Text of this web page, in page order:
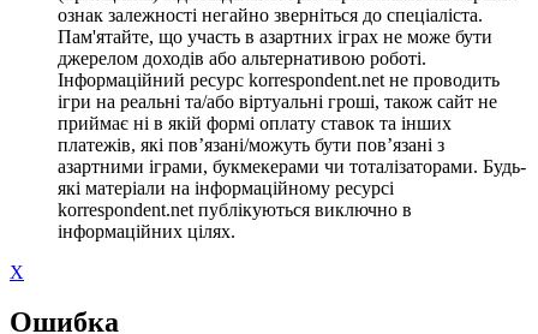
ознак залежності негайно зверніться до спеціаліста.
Пам'ятайте, що участь в азартних іграх не може бути
джерелом доходів або альтернативою роботі.
Інформаційний ресурс korrespondent.net не проводить
ігри на реальні та/або віртуальні гроші, також сайт не
приймає ні в якій формі оплату ставок та інших
платежів, які пов’язані/можуть бути пов’язані з
азартними іграми, букмекерами чи тоталізаторами. Будь-
які матеріали на інформаційному ресурсі
korrespondent.net публікуються виключно в
інформаційних цілях.
X
Ошибка